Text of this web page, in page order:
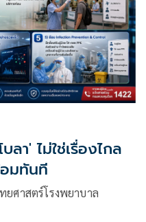
า' ไม่ใช่เรื่องไกล
มทันที
ศาสตร์โรงพยาบาล